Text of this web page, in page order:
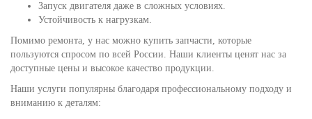
Запуск двигателя даже в сложных условиях.
Устойчивость к нагрузкам.
Помимо ремонта, у нас можно купить запчасти, которые
пользуются спросом по всей России. Наши клиенты ценят нас за
доступные цены и высокое качество продукции.
Наши услуги популярны благодаря профессиональному подходу и
вниманию к деталям: